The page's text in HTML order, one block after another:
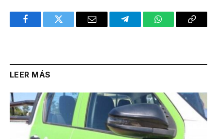
FacebookTwitter Email TelegramWhatsAppCopy
LEER MÁS